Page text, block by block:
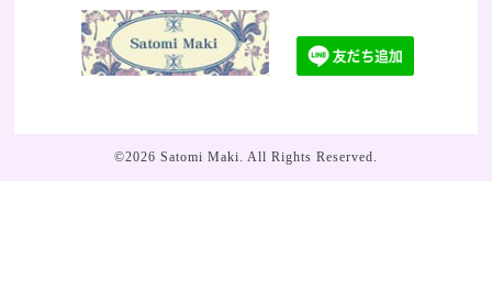
©2026 Satomi Maki. All Rights Reserved.